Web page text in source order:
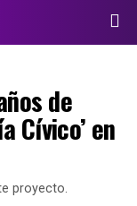
de
Cívico’ en
proyecto.